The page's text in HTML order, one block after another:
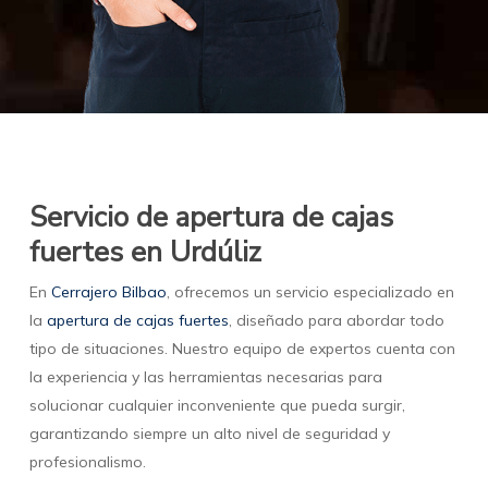
Servicio de apertura de cajas
fuertes en Urdúliz
En Cerrajero Bilbao, ofrecemos un servicio especializado en
la apertura de cajas fuertes, diseñado para abordar todo
tipo de situaciones. Nuestro equipo de expertos cuenta con
la experiencia y las herramientas necesarias para
solucionar cualquier inconveniente que pueda surgir,
garantizando siempre un alto nivel de seguridad y
profesionalismo.